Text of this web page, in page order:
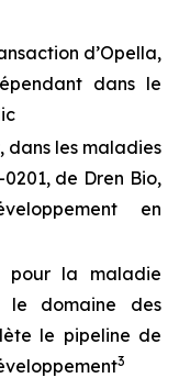
d’Opella,
dans le
dans les maladies
de Dren Bio,
en
pour la maladie
le domaine des
le pipeline de
3